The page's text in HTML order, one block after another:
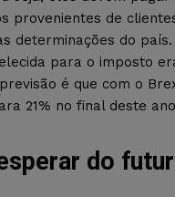
provenientes de
determinações do país.
para o imposto
é que com o
21% no final deste
do